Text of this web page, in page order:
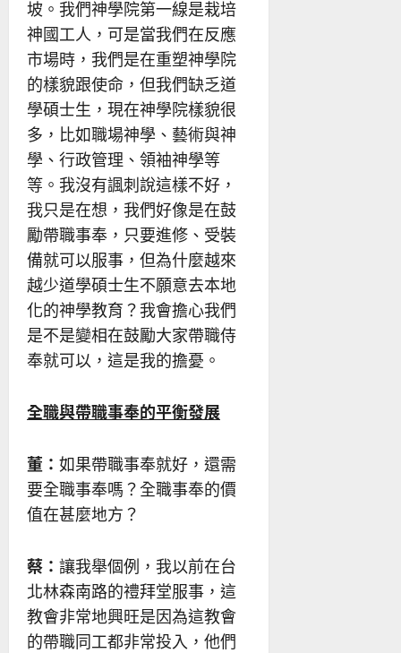
坡。我們神學院第一線是栽培
神國工人，可是當我們在反應
市場時，我們是在重塑神學院
的樣貌跟使命，但我們缺乏道
學碩士生，現在神學院樣貌很
多，比如職場神學、藝術與神
學、行政管理、領袖神學等
等。我沒有諷刺說這樣不好，
我只是在想，我們好像是在鼓
勵帶職事奉，只要進修、受裝
備就可以服事，但為什麼越來
越少道學碩士生不願意去本地
化的神學教育？我會擔心我們
是不是變相在鼓勵大家帶職侍
奉就可以，這是我的擔憂。
全職與帶職事奉的平衡發展
董： 如果帶職事奉就好，還需
要全職事奉嗎？全職事奉的價
值在甚麼地方？
蔡： 讓我舉個例，我以前在台
北林森南路的禮拜堂服事，這
教會非常地興旺是因為這教會
的帶職同工都非常投入，他們